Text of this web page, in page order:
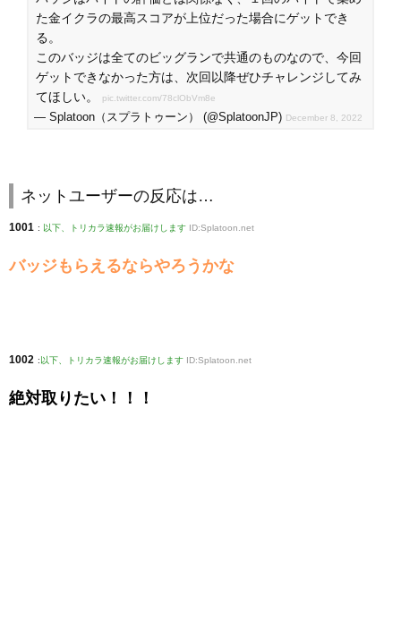
た金イクラの最高スコアが上位だった場合にゲットでき
る。
このバッジは全てのビッグランで共通のものなので、今回
ゲットできなかった方は、次回以降ぜひチャレンジしてみ
てほしい。
pic.twitter.com/78clObVm8e
— Splatoon（スプラトゥーン） (@SplatoonJP) December 8, 2022
ネットユーザーの反応は…
1001 : 以下、トリカラ速報がお届けします ID:Splatoon.net
バッジもらえるならやろうかな
1002 : 以下、トリカラ速報がお届けします ID:Splatoon.net
絶対取りたい！！！